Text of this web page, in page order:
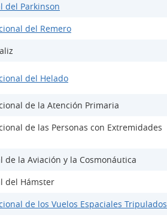
del Parkinson
del Remero
del Helado
de la Atención Primaria
de las Personas con Extremidades
de la Aviación y la Cosmonáutica
del Hámster
de los Vuelos Espaciales Tripulados